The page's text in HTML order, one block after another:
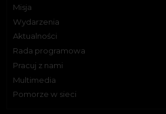
Misja
Wydarzenia
Aktualności
Rada programowa
Pracuj z nami
Multimedia
Pomorze w sieci